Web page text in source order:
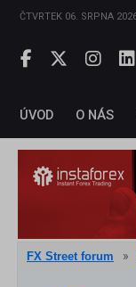
ČTVRTEK 06. SRPNA
ÚVOD O NÁS
FX Street forum »